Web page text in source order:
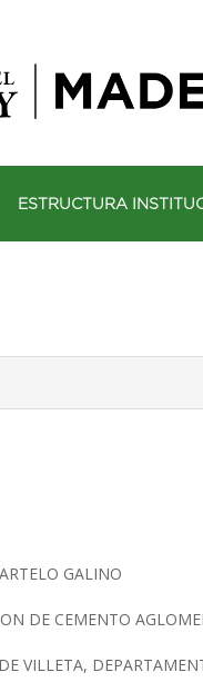
ESTRUCTURA
GALINO
DE CEMENTO
VILLETA,